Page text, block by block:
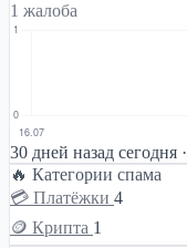
1 жалоба
30 дней назад сегодня ·
🔥 Категории спама
💳 Платёжки 4
🪙 Крипта 1